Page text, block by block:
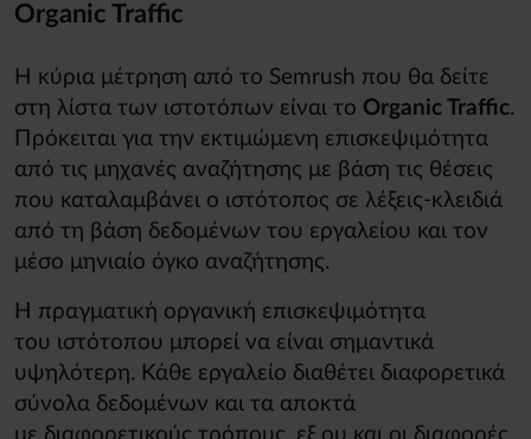
Organic Traffic
Η κύρια μέτρηση από το Semrush που θα δείτε
στη λίστα των ιστοτόπων είναι το Organic Traffic.
Πρόκειται για την εκτιμώμενη επισκεψιμότητα
από τις μηχανές αναζήτησης με βάση τις θέσεις
που καταλαμβάνει ο ιστότοπος σε λέξεις-κλειδιά
από τη βάση δεδομένων του εργαλείου και τον
μέσο μηνιαίο όγκο αναζήτησης.
Η πραγματική οργανική επισκεψιμότητα
του ιστότοπου μπορεί να είναι σημαντικά
υψηλότερη. Κάθε εργαλείο διαθέτει διαφορετικά
σύνολα δεδομένων και τα αποκτά
με διαφορετικούς τρόπους, εξ ου και οι διαφορές